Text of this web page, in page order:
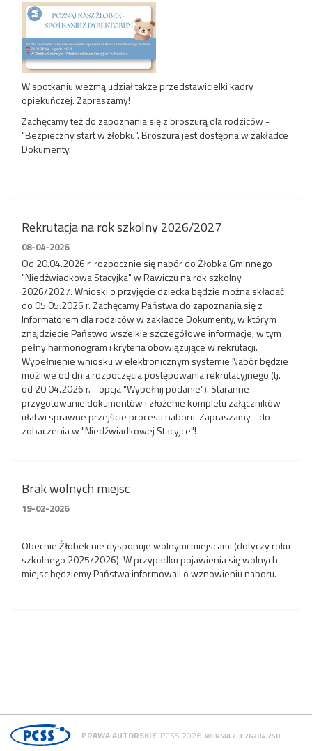
W spotkaniu wezmą udział także przedstawicielki kadry
opiekuńczej. Zapraszamy!
Zachęcamy też do zapoznania się z broszurą dla rodziców -
"Bezpieczny start w żłobku". Broszura jest dostępna w zakładce
Dokumenty.
Rekrutacja na rok szkolny 2026/2027
08-04-2026
Od 20.04.2026 r. rozpocznie się nabór do Żłobka Gminnego
"Niedźwiadkowa Stacyjka" w Rawiczu na rok szkolny
2026/2027. Wnioski o przyjęcie dziecka będzie można składać
do 05.05.2026 r. Zachęcamy Państwa do zapoznania się z
Informatorem dla rodziców w zakładce Dokumenty, w którym
znajdziecie Państwo wszelkie szczegółowe informacje, w tym
pełny harmonogram i kryteria obowiązujące w rekrutacji.
Wypełnienie wniosku w elektronicznym systemie Nabór będzie
możliwe od dnia rozpoczęcia postępowania rekrutacyjnego (tj.
od 20.04.2026 r. - opcja "Wypełnij podanie"). Staranne
przygotowanie dokumentów i złożenie kompletu załączników
ułatwi sprawne przejście procesu naboru. Zapraszamy - do
zobaczenia w "Niedźwiadkowej Stacyjce"!
Brak wolnych miejsc
19-02-2026
Obecnie Żłobek nie dysponuje wolnymi miejscami (dotyczy roku
szkolnego 2025/2026). W przypadku pojawienia się wolnych
miejsc będziemy Państwa informowali o wznowieniu naboru.
PRAWA AUTORSKIE PCSS 2026 WERSJA 7.3.26204.258